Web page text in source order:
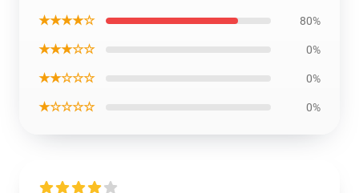
★★★★☆ 80%
★★★☆☆ 0%
★★☆☆☆ 0%
★☆☆☆☆ 0%